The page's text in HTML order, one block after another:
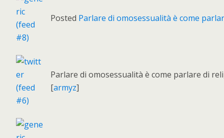
Posted Parlare di omosessualità è come
Parlare di omosessualità è come parlare di
[armyz]